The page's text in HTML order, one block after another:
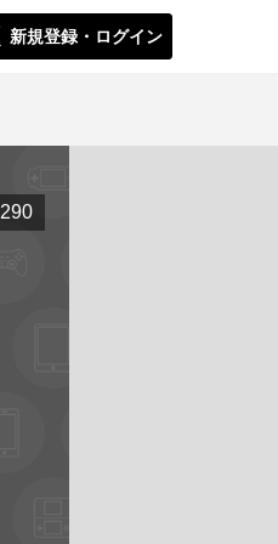
新規登録・ログイン
290